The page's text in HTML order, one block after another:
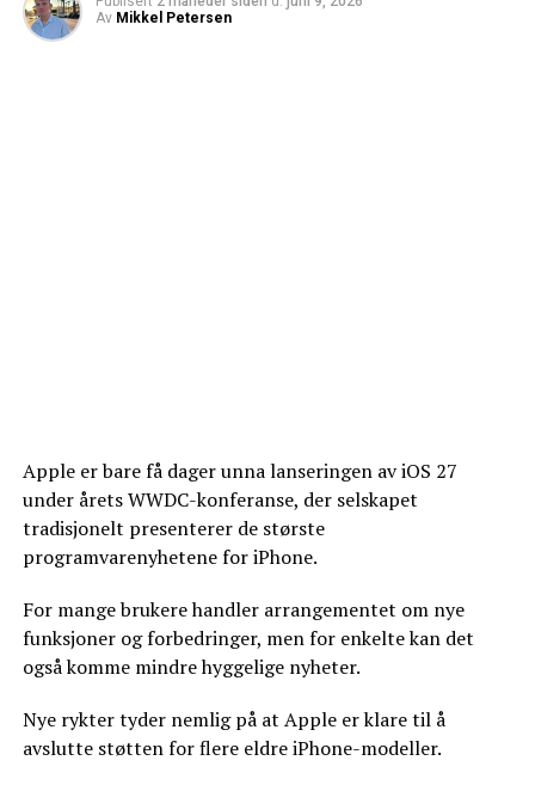
Av Mikkel Petersen
Apple er bare få dager unna lanseringen av iOS 27
under årets WWDC-konferanse, der selskapet
tradisjonelt presenterer de største
programvarenyhetene for iPhone.
For mange brukere handler arrangementet om nye
funksjoner og forbedringer, men for enkelte kan det
også komme mindre hyggelige nyheter.
Nye rykter tyder nemlig på at Apple er klare til å
avslutte støtten for flere eldre iPhone-modeller.